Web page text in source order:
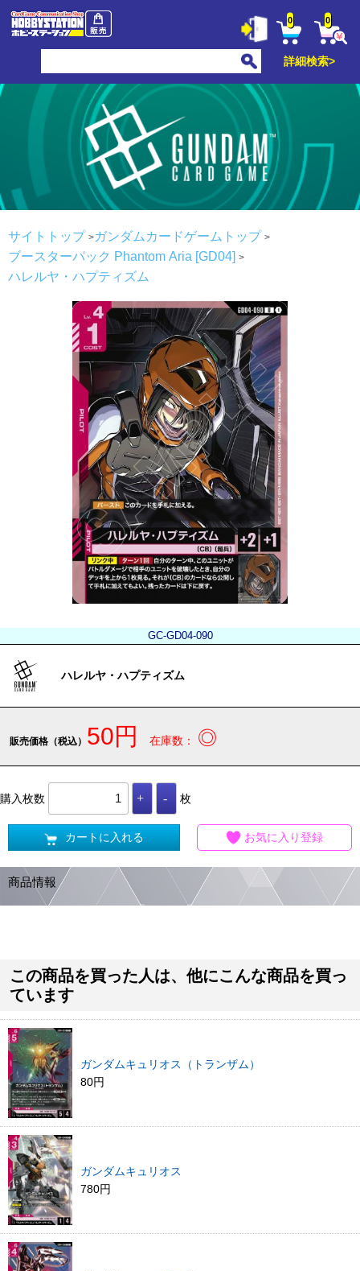
0 0
詳細検索>
サイトトップ
ガンダムカードゲームトップ
ブースターパック Phantom Aria [GD04]
ハレルヤ・ハプティズム
GC-GD04-090
ハレルヤ・ハプティズム
販売価格（税込） 50円 在庫数： ◎
購入枚数 枚
カートに入れる お気に入り登録
商品情報
この商品を買った人は、他にこんな商品を買っ
ています
ガンダムキュリオス（トランザム）
80円
ガンダムキュリオス
780円